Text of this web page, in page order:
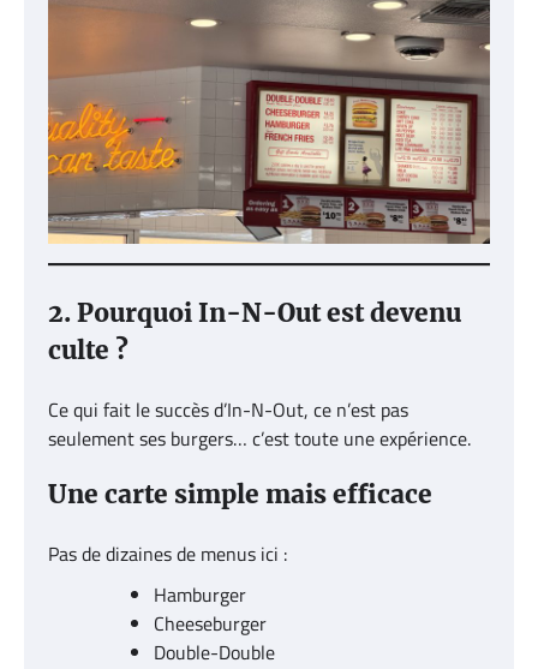
2. Pourquoi In-N-Out est devenu
culte ?
Ce qui fait le succès d’In-N-Out, ce n’est pas
seulement ses burgers… c’est toute une expérience.
Une carte simple mais efficace
Pas de dizaines de menus ici :
Hamburger
Cheeseburger
Double-Double